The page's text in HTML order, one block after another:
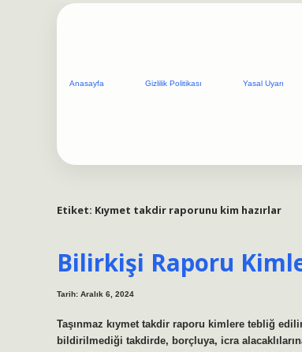
Anasayfa Gizlilik Politikası Yasal Uyarı
Etiket: Kıymet takdir raporunu kim hazırlar
Bilirkişi Raporu
Tarih: Aralık 6, 2024
Taşınmaz kıymet takdir raporu kimlere tebliğ
bildirilmediği takdirde, borçluya, icra